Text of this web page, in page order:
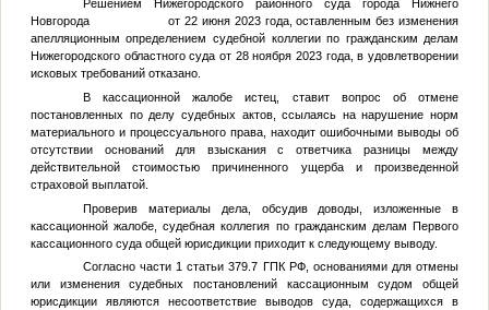
Решением Нижегородского районного суда города Нижнего
Новгорода от 22 июня 2023 года, оставленным без изменения
апелляционным определением судебной коллегии по гражданским делам
Нижегородского областного суда от 28 ноября 2023 года, в удовлетворении
исковых требований отказано.
В кассационной жалобе истец, ставит вопрос об отмене
постановленных по делу судебных актов, ссылаясь на нарушение норм
материального и процессуального права, находит ошибочными выводы об
отсутствии оснований для взыскания с ответчика разницы между
действительной стоимостью причиненного ущерба и произведенной
страховой выплатой.
Проверив материалы дела, обсудив доводы, изложенные в
кассационной жалобе, судебная коллегия по гражданским делам Первого
кассационного суда общей юрисдикции приходит к следующему выводу.
Согласно части 1 статьи 379.7 ГПК РФ, основаниями для отмены
или изменения судебных постановлений кассационным судом общей
юрисдикции являются несоответствие выводов суда, содержащихся в